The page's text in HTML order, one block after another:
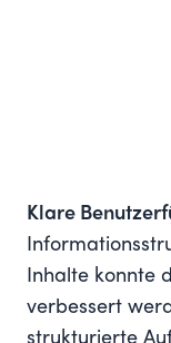
Klare
Inhalte konnte
verbessert
strukturierte